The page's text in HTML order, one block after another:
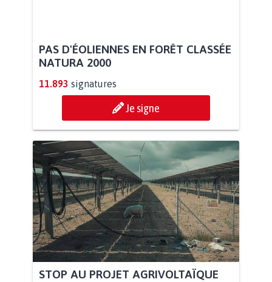
PAS D'ÉOLIENNES EN FORÊT CLASSÉE
NATURA 2000
11.893 signatures
Je signe
STOP AU PROJET AGRIVOLTAÏQUE